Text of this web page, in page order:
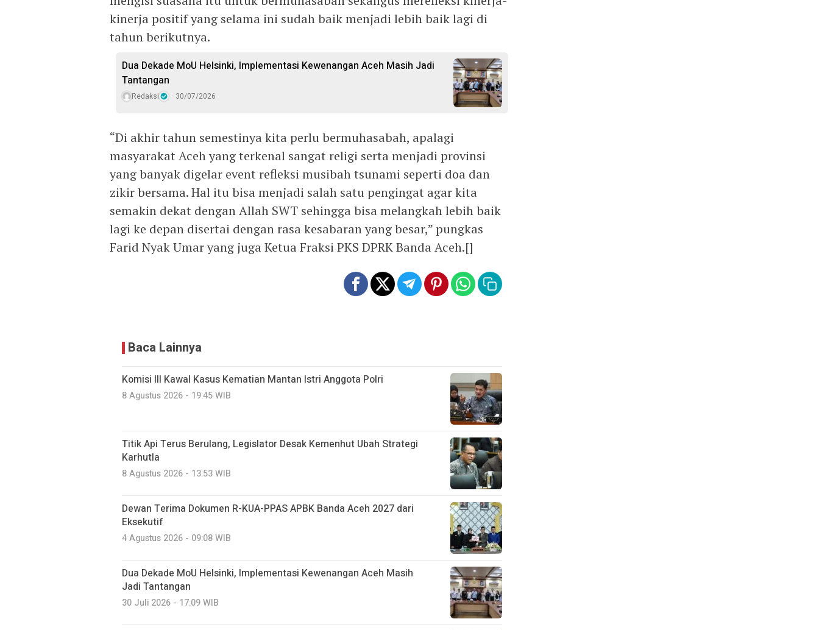
kinerja positif yang selama ini sudah baik menjadi lebih baik lagi di
tahun berikutnya.
Dua Dekade MoU Helsinki, Implementasi Kewenangan Aceh Masih Jadi
Tantangan
Redaksi 30/07/2026
“Di akhir tahun semestinya kita perlu bermuhasabah, apalagi
masyarakat Aceh yang terkenal sangat religi serta menjadi provinsi
yang banyak digelar event refleksi musibah tsunami seperti doa dan
zikir bersama. Hal itu bisa menjadi salah satu pengingat agar kita
semakin dekat dengan Allah SWT sehingga bisa melangkah lebih baik
lagi ke depan disertai dengan rasa kesabaran yang besar,” pungkas
Farid Nyak Umar yang juga Ketua Fraksi PKS DPRK Banda Aceh.[]
Baca Lainnya
Komisi III Kawal Kasus Kematian Mantan Istri Anggota Polri
8 Agustus 2026 - 19:45 WIB
Titik Api Terus Berulang, Legislator Desak Kemenhut Ubah Strategi
Karhutla
8 Agustus 2026 - 13:53 WIB
Dewan Terima Dokumen R-KUA-PPAS APBK Banda Aceh 2027 dari
Eksekutif
4 Agustus 2026 - 09:08 WIB
Dua Dekade MoU Helsinki, Implementasi Kewenangan Aceh Masih
Jadi Tantangan
30 Juli 2026 - 17:09 WIB